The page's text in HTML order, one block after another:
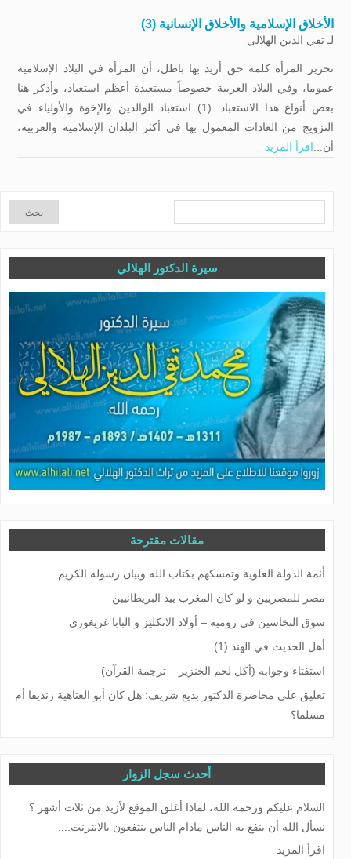
الأخلاق الإسلامية والأخلاق الإنسانية (3)
لـتقي الدين الهلالي
تحرير المرأة كلمة حق أريد بها باطل، أن المرأة في البلاد الإسلامية
عموما، وفي البلاد العربية خصوصاً مستعبدة أعظم استعباد، وأذكر هنا
بعض أنواع هذا الاستعباد. (1) استعباد الوالدين والإخوة والأولياء في
التزويج من العادات المعمول بها في أكثر البلدان الإسلامية والعربية،
أن...اقرأ المزيد
سيرة الدكتور الهلالي
مقالات مقترحة
أئمة الدولة العلوية وتمسكهم بكتاب الله وبيان رسوله الكريم
مصر للمصريين و لو كان المغرب بيد البريطانيين
سوق النخاسين في رومیة – أولاد الانكليز و البابا غريغوري
أهل الحديث في الهند (1)
استفتاء وجوابه (أكل لحم الخنزير – ترجمة القرآن)
تعليق على محاضرة الدكتور بديع شريف: هل كان أبو العتاهية زنديقا أم
مسلما؟
أحدث سجل الزوار
السلام عليكم ورحمة الله، لماذا أغلق الموقع لأزيد من ثلاث أشهر ؟
نسأل الله أن ينفع به الناس مادام الناس ينتفعون بالانترنت....
اقرأ المزيد